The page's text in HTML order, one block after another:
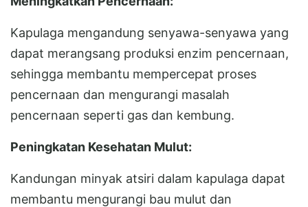
Kapulaga mengandung senyawa-senyawa yang
dapat merangsang produksi enzim pencernaan,
sehingga membantu mempercepat proses
pencernaan dan mengurangi masalah
pencernaan seperti gas dan kembung.
Peningkatan Kesehatan Mulut:
Kandungan minyak atsiri dalam kapulaga dapat
membantu mengurangi bau mulut dan